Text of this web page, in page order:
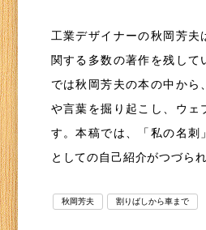
工業デザイナーの秋岡芳夫
関する多数の著作を残して
では秋岡芳夫の本の中から
や言葉を掘り起こし、ウェ
す。本稿では、「私の名刺
としての自己紹介がつづら
秋岡芳夫 割りばしから車まで